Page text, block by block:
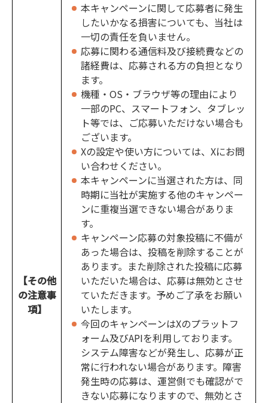
【その他
の注意事
項】
本キャンペーンに関して応募者に発生
したいかなる損害についても、当社は
一切の責任を負いません。
応募に関わる通信料及び接続費などの
諸経費は、応募される方の負担となり
ます。
機種・OS・ブラウザ等の理由により
一部のPC、スマートフォン、タブレッ
ト等では、ご応募いただけない場合も
ございます。
Xの設定や使い方については、Xにお問
い合わせください。
本キャンペーンに当選された方は、同
時期に当社が実施する他のキャンペー
ンに重複当選できない場合がありま
す。
キャンペーン応募の対象投稿に不備が
あった場合は、投稿を削除することが
あります。また削除された投稿に応募
いただいた場合は、応募は無効とさせ
ていただきます。予めご了承をお願い
いたします。
今回のキャンペーンはXのプラットフ
ォーム及びAPIを利用しております。
システム障害などが発生し、応募が正
常に行われない場合があります。障害
発生時の応募は、運営側でも確認がで
きない応募になりますので、無効とさ